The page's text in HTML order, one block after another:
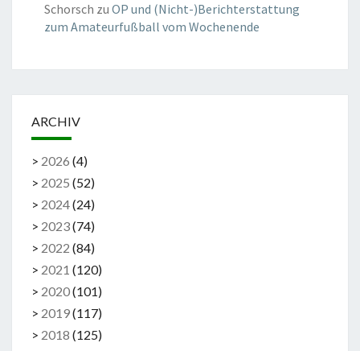
Schorsch zu OP und (Nicht-)Berichterstattung
zum Amateurfußball vom Wochenende
ARCHIV
> 2026 (4)
> 2025 (52)
> 2024(24)
> 2023(74)
> 2022 (84)
> 2021 (120)
> 2020(101)
> 2019(117)
> 2018 (125)